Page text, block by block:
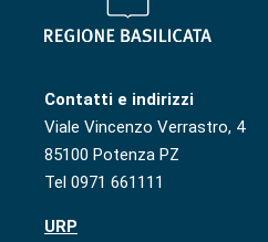
Contatti e indirizzi
Viale Vincenzo Verrastro, 4
85100 Potenza PZ
Tel 0971 661111
URP